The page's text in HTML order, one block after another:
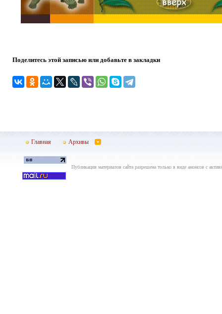
Поделитесь этой записью или добавьте в закладки
Главная Архивы
Публикация материалов сайта разрешена только в виде анонсов с